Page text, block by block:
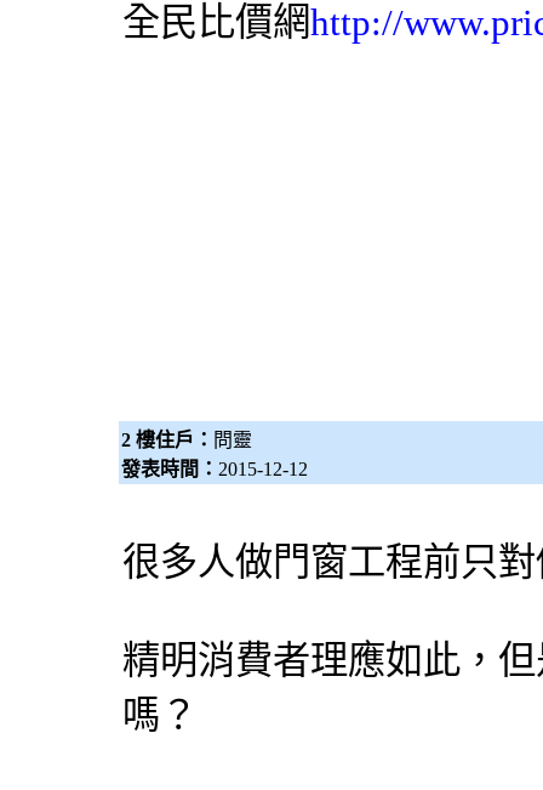
全民比價網http://
2 樓住戶： 問靈
發表時間： 2015-12-12
很多人做門窗工程前只
精明消費者理應如此，
嗎？